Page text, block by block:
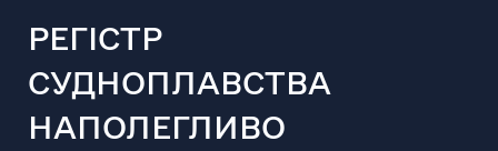
РЕГІСТР
СУДНОПЛАВСТВА
НАПОЛЕГЛИВО